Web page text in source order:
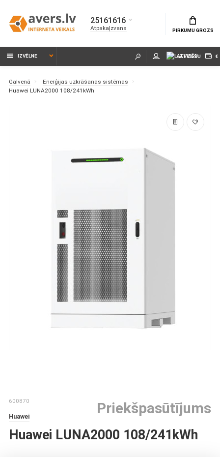
25161616
Atpakaļzvans PIRKUMU GROZS
IZVĒLNE LATVIEŠU €
Galvenā
Enerģijas uzkrāšanas sistēmas
Huawei LUNA2000 108/241kWh
600870
Huawei
Huawei LUNA2000 108/241kWh
Priekšpasūtījums